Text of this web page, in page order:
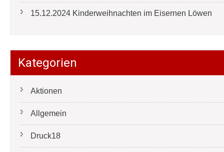
15.12.2024 Kinderweihnachten im Eisernen Löwen
Kategorien
Aktionen
Allgemein
Druck18